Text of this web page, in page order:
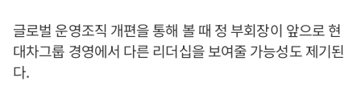
글로벌 운영조직 개편을 통해 볼 때 정 부회장이 앞으로 현
대차그룹 경영에서 다른 리더십을 보여줄 가능성도 제기된
다.